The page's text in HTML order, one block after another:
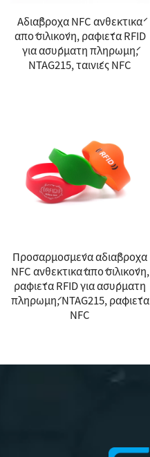
Αδιάβροχα NFC ανθεκτικά
από σιλικόνη, ραφιέτα RFID
για ασύρματη πληρωμή,
NTAG215, ταινίες NFC
Προσαρμοσμένα αδιάβροχα
NFC ανθεκτικά από σιλικόνη,
ραφιέτα RFID για ασύρματη
πληρωμή, NTAG215, ραφιέτα
NFC